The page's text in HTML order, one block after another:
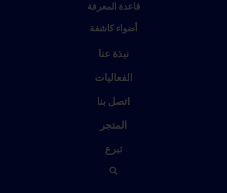
قاعدة المعرفة
أضواء كاشفة
نبذة عنا
الفعاليات
اتصل بنا
المتجر
تبرع